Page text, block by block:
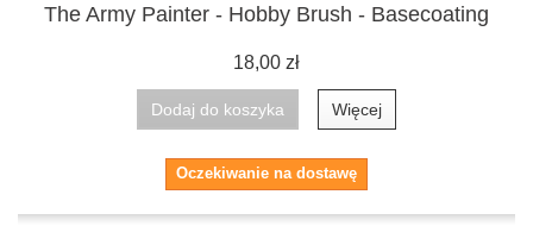
The Army Painter - Hobby Brush - Basecoating
18,00 zł
Dodaj do koszyka Więcej
Oczekiwanie na dostawę